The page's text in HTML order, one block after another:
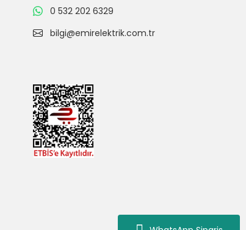
0 532 202 6329
bilgi@emirelektrik.com.tr